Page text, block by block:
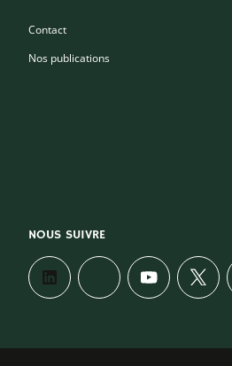
Contact
Nos publications
NOUS SUIVRE